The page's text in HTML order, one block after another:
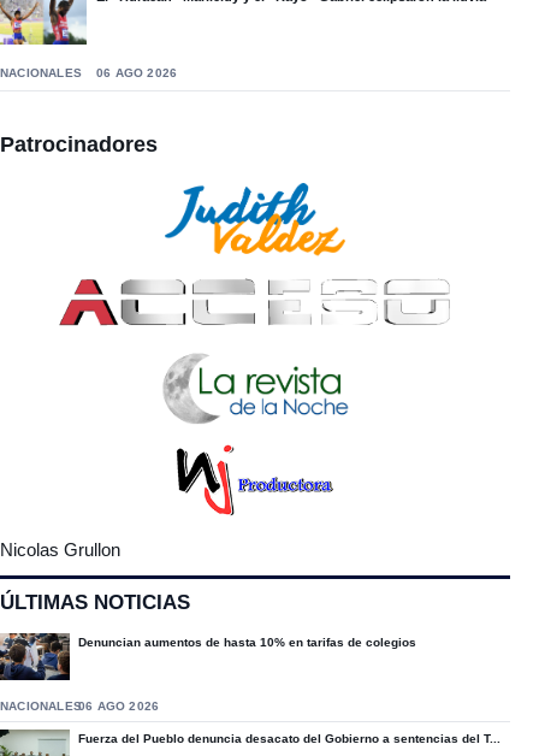
NACIONALES 06 AGO 2026
Patrocinadores
Nicolas Grullon
ÚLTIMAS NOTICIAS
Denuncian aumentos de hasta 10% en tarifas de colegios
NACIONALES06 AGO 2026
Fuerza del Pueblo denuncia desacato del Gobierno a sentencias del T...